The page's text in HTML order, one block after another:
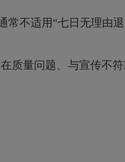
适用“七日无理由退
量问题、与宣传不